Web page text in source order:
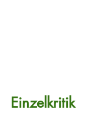
Einzelkritik